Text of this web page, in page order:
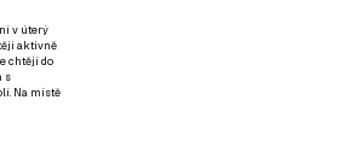
v úterý
aktivně
chtějí do
s
Na místě